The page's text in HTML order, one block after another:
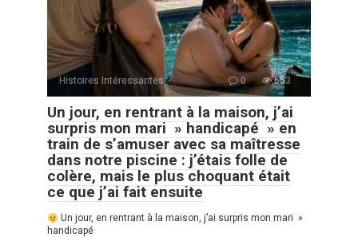
Histoires Intéressantes 0 653
Un jour, en rentrant à la maison, j’ai
surpris mon mari » handicapé » en
train de s’amuser avec sa maîtresse
dans notre piscine : j’étais folle de
colère, mais le plus choquant était
ce que j’ai fait ensuite
Un jour, en rentrant à la maison, j’ai surpris mon mari »
handicapé